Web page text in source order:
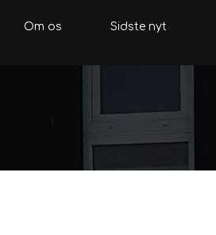
Om os Sidste nyt